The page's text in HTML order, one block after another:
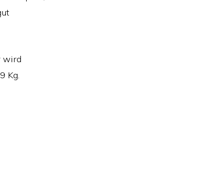
wird
Kg.